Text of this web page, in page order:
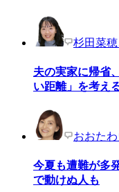
杉田菜
夫の実家に帰省
い距離」を考え
おおた
今夏も遭難が多
で動けぬ人も